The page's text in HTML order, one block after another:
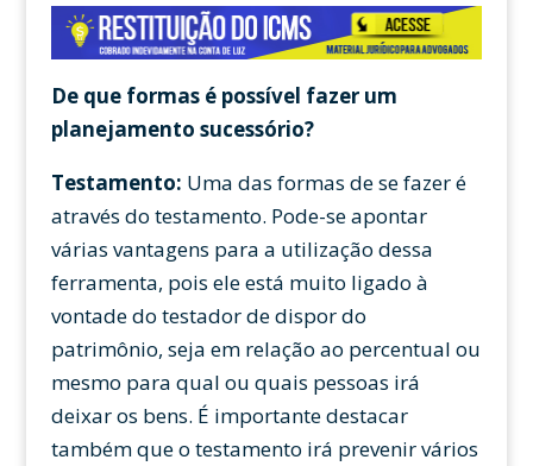
De que formas é possível fazer um
planejamento sucessório?
Testamento: Uma das formas de se fazer é
através do testamento. Pode-se apontar
várias vantagens para a utilização dessa
ferramenta, pois ele está muito ligado à
vontade do testador de dispor do
patrimônio, seja em relação ao percentual ou
mesmo para qual ou quais pessoas irá
deixar os bens. É importante destacar
também que o testamento irá prevenir vários